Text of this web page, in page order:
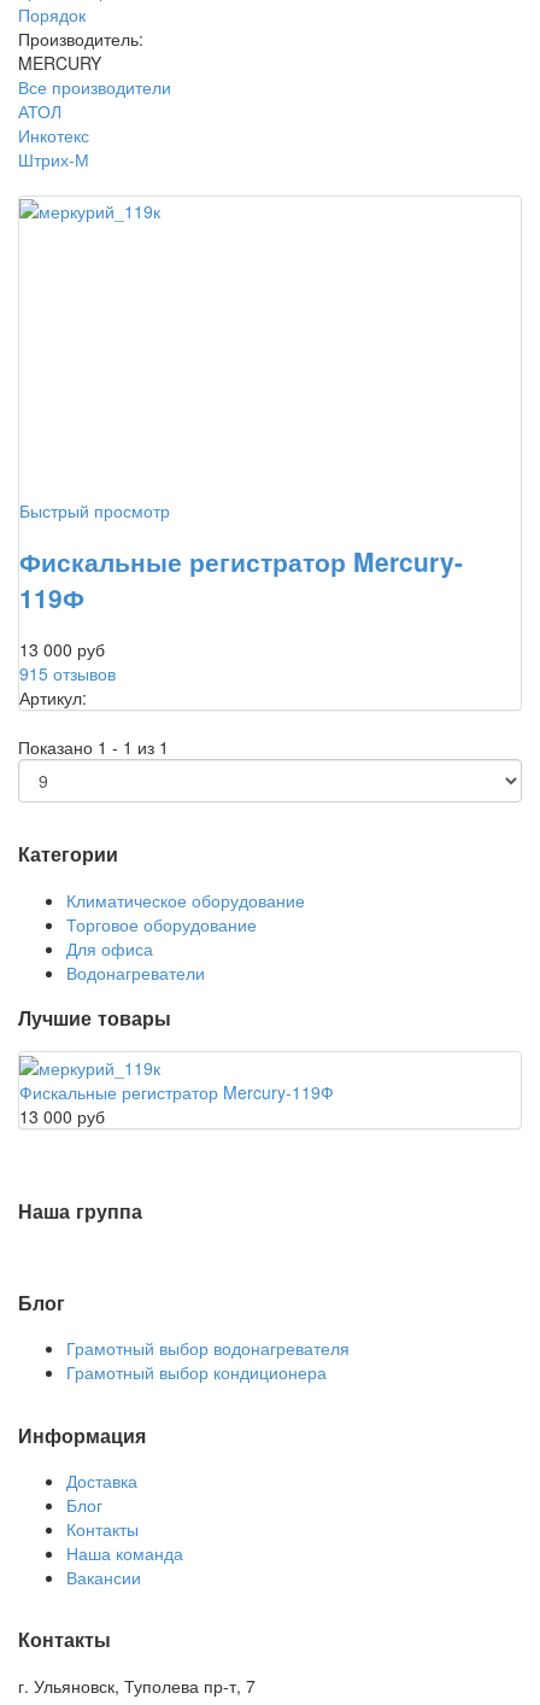
Порядок
Производитель:
MERCURY
Все производители
АТОЛ
Инкотекс
Штрих-М
Быстрый просмотр
Фискальные регистратор Mercury-
119Ф
13 000 руб
915 отзывов
Артикул:
Показано 1 - 1 из 1
Категории
Климатическое оборудование
Торговое оборудование
Для офиса
Водонагреватели
Лучшие товары
Фискальные регистратор Mercury-119Ф
13 000 руб
Наша группа
Блог
Грамотный выбор водонагревателя
Грамотный выбор кондиционера
Информация
Доставка
Блог
Контакты
Наша команда
Вакансии
Контакты
г. Ульяновск, Туполева пр-т, 7